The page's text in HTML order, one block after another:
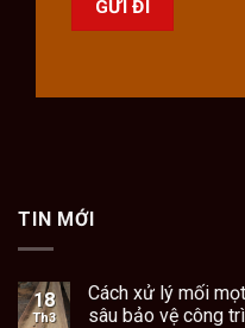
TIN MỚI
18
Th3
Cách xử lý mối
sâu bảo vệ công